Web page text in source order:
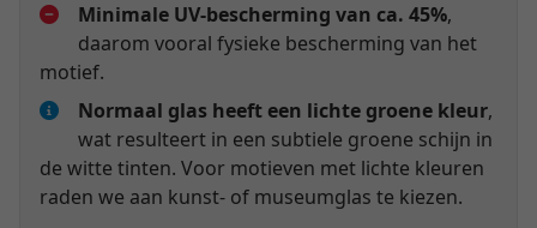
Minimale UV-bescherming van ca. 45%,
daarom vooral fysieke bescherming van het
motief.
Normaal glas heeft een lichte groene kleur,
wat resulteert in een subtiele groene schijn in
de witte tinten. Voor motieven met lichte kleuren
raden we aan kunst- of museumglas te kiezen.